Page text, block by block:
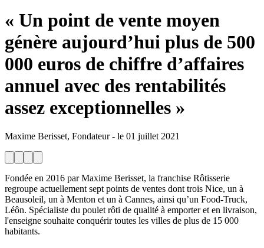
« Un point de vente moyen
génère aujourd’hui plus de 500
000 euros de chiffre d’affaires
annuel avec des rentabilités
assez exceptionnelles »
Maxime Berisset, Fondateur- le 01 juillet 2021
Fondée en 2016 par Maxime Berisset, la franchise Rôtisserie
regroupe actuellement sept points de ventes dont trois Nice, un à
Beausoleil, un à Menton et un à Cannes, ainsi qu’un Food-Truck,
Léôn. Spécialiste du poulet rôti de qualité à emporter et en livraison,
l'enseigne souhaite conquérir toutes les villes de plus de 15 000
habitants.